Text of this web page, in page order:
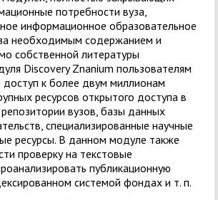
потребности вуза,
информационное образовательное
необходимым содержанием и
собственной литературы
Discovery Znanium пользователям
доступ к более двум миллионам
ресурсов открытого доступа в
вузов, базы данных
специализированные научные
ресурсы. В данном модуле также
проверку на текстовые
публикационную
системой фондах и т. п.